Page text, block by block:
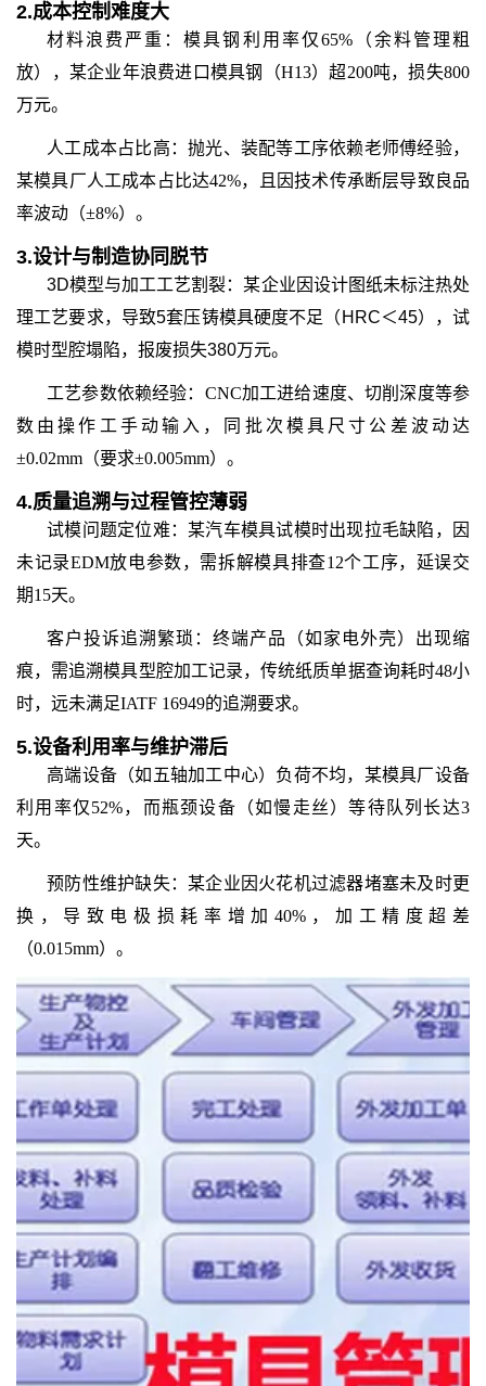
2.成本控制难度大
材料浪费严重：模具钢利用率仅65%（余料管理粗
放），某企业年浪费进口模具钢（H13）超200吨，损失800
万元。
人工成本占比高：抛光、装配等工序依赖老师傅经验，
某模具厂人工成本占比达42%，且因技术传承断层导致良品
率波动（±8%）。
3.设计与制造协同脱节
3D模型与加工工艺割裂：某企业因设计图纸未标注热处
理工艺要求，导致5套压铸模具硬度不足（HRC＜45），试
模时型腔塌陷，报废损失380万元。
工艺参数依赖经验：CNC加工进给速度、切削深度等参
数由操作工手动输入，同批次模具尺寸公差波动达
±0.02mm（要求±0.005mm）。
4.质量追溯与过程管控薄弱
试模问题定位难：某汽车模具试模时出现拉毛缺陷，因
未记录EDM放电参数，需拆解模具排查12个工序，延误交
期15天。
客户投诉追溯繁琐：终端产品（如家电外壳）出现缩
痕，需追溯模具型腔加工记录，传统纸质单据查询耗时48小
时，远未满足IATF 16949的追溯要求。
5.设备利用率与维护滞后
高端设备（如五轴加工中心）负荷不均，某模具厂设备
利用率仅52%，而瓶颈设备（如慢走丝）等待队列长达3
天。
预防性维护缺失：某企业因火花机过滤器堵塞未及时更
换，导致电极损耗率增加40%，加工精度超差
（0.015mm）。